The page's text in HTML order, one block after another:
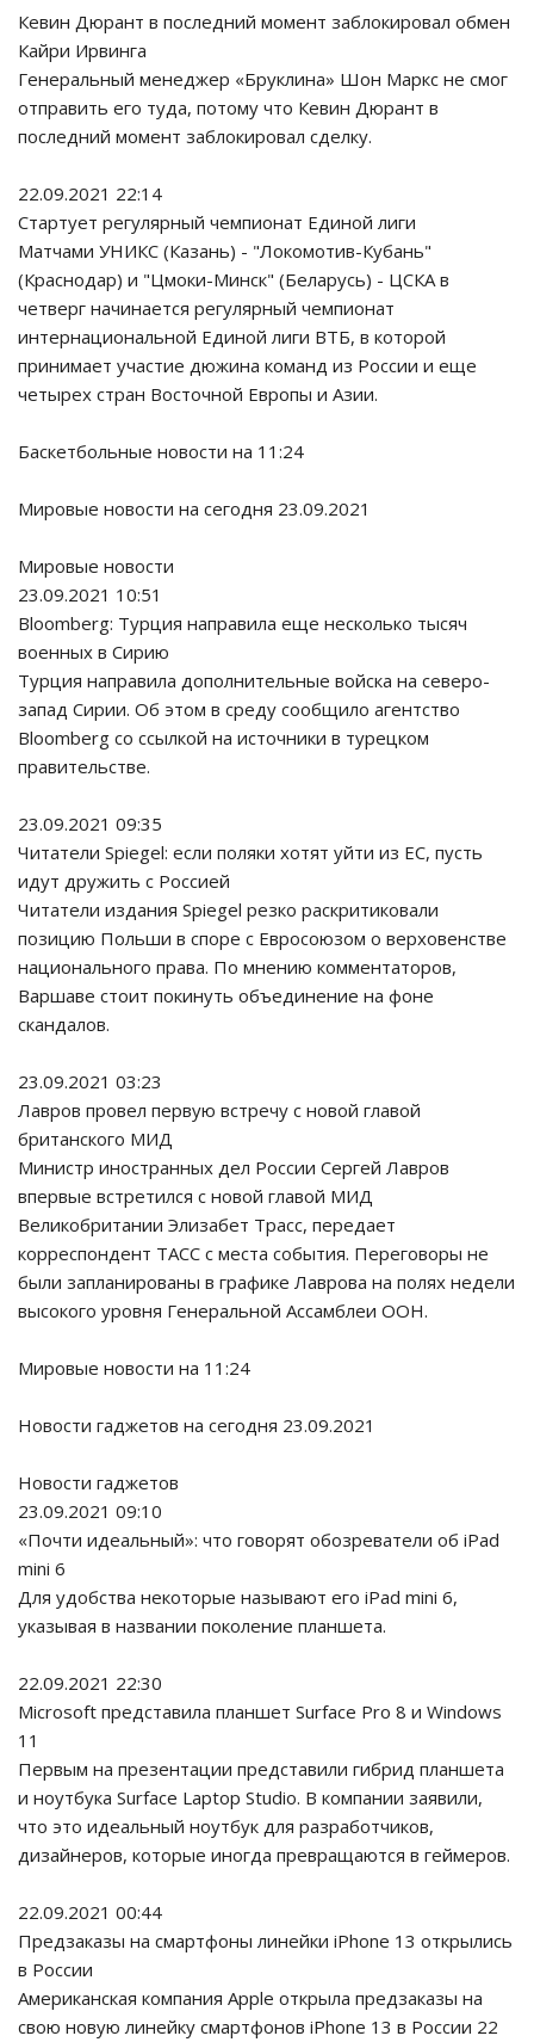
Кевин Дюрант в последний момент заблокировал обмен
Кайри Ирвинга
Генеральный менеджер «Бруклина» Шон Маркс не смог
отправить его туда, потому что Кевин Дюрант в
последний момент заблокировал сделку.
22.09.2021 22:14
Стартует регулярный чемпионат Единой лиги
Матчами УНИКС (Казань) - "Локомотив-Кубань"
(Краснодар) и "Цмоки-Минск" (Беларусь) - ЦСКА в
четверг начинается регулярный чемпионат
интернациональной Единой лиги ВТБ, в которой
принимает участие дюжина команд из России и еще
четырех стран Восточной Европы и Азии.
Баскетбольные новости на 11:24
Мировые новости на сегодня 23.09.2021
Мировые новости
23.09.2021 10:51
Bloomberg: Турция направила еще несколько тысяч
военных в Сирию
Турция направила дополнительные войска на северо-
запад Сирии. Об этом в среду сообщило агентство
Bloomberg со ссылкой на источники в турецком
правительстве.
23.09.2021 09:35
Читатели Spiegel: если поляки хотят уйти из ЕС, пусть
идут дружить с Россией
Читатели издания Spiegel резко раскритиковали
позицию Польши в споре с Евросоюзом о верховенстве
национального права. По мнению комментаторов,
Варшаве стоит покинуть объединение на фоне
скандалов.
23.09.2021 03:23
Лавров провел первую встречу с новой главой
британского МИД
Министр иностранных дел России Сергей Лавров
впервые встретился с новой главой МИД
Великобритании Элизабет Трасс, передает
корреспондент ТАСС с места события. Переговоры не
были запланированы в графике Лаврова на полях недели
высокого уровня Генеральной Ассамблеи ООН.
Мировые новости на 11:24
Новости гаджетов на сегодня 23.09.2021
Новости гаджетов
23.09.2021 09:10
«Почти идеальный»: что говорят обозреватели об iPad
mini 6
Для удобства некоторые называют его iPad mini 6,
указывая в названии поколение планшета.
22.09.2021 22:30
Microsoft представила планшет Surface Pro 8 и Windows
11
Первым на презентации представили гибрид планшета
и ноутбука Surface Laptop Studio. В компании заявили,
что это идеальный ноутбук для разработчиков,
дизайнеров, которые иногда превращаются в геймеров.
22.09.2021 00:44
Предзаказы на смартфоны линейки iPhone 13 открылись
в России
Американская компания Apple открыла предзаказы на
свою новую линейку смартфонов iPhone 13 в России 22